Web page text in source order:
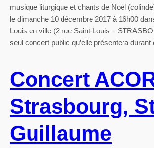
musique liturgique et chants de Noël
le dimanche 10 décembre 2017 à 16h00
Louis en ville (2 rue Saint-Louis –
seul concert public qu’elle présentera
Concert
Strasbourg,
Guillaume